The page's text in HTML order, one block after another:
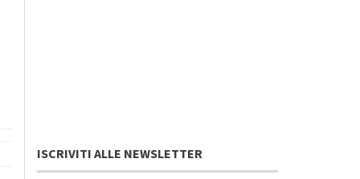
ISCRIVITI ALLE NEWSLETTER